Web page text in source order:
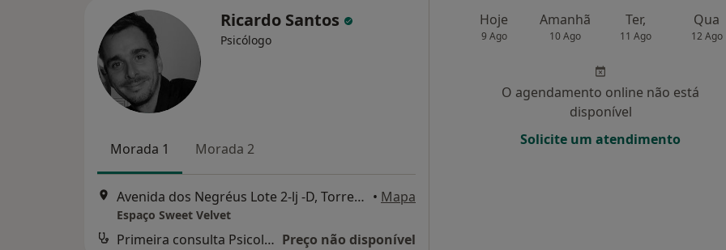
Ricardo Santos
Psicólogo
Morada 1 Morada 2
Avenida dos Negréus Lote 2-lj -D, Torres Novas • Mapa
Espaço Sweet Velvet
Primeira consulta Psicologia Preço não disponível
Hoje
9 Ago
Amanhã
10 Ago
Ter,
11 Ago
Qua
12 Ago
O agendamento online não está
disponível
Solicite um atendimento